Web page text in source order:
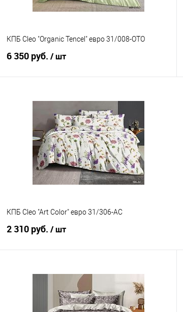
КПБ Cleo "Organic Tencel" евро 31/008-OTO
6 350 руб. / шт
Купить в 1 клик
Сравнение
В избранное
В наличии
КПБ Cleo "Art Color" евро 31/306-AC
2 310 руб. / шт
Купить в 1 клик
Сравнение